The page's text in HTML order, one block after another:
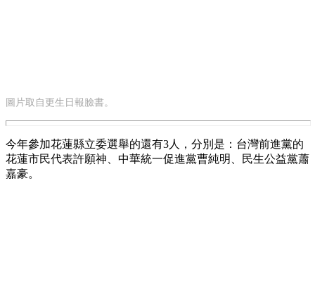
圖片取自更生日報臉書。
今年參加花蓮縣立委選舉的還有3人，分別是：台灣前進黨的
花蓮市民代表許願神、中華統一促進黨曹純明、民生公益黨蕭
嘉豪。